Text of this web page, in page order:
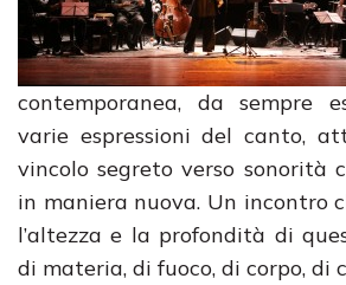
contemporanea, da sempre
varie espressioni del canto,
vincolo segreto verso sonorità
in maniera nuova. Un incontro
l’altezza e la profondità di
di materia, di fuoco, di corpo, di